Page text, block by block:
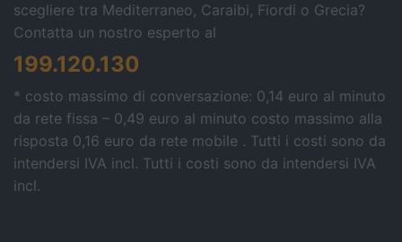
scegliere tra Mediterraneo, Caraibi, Fiordi o Grecia?
Contatta un nostro esperto al
199.120.130
* costo massimo di conversazione: 0,14 euro al minuto
da rete fissa – 0,49 euro al minuto costo massimo alla
risposta 0,16 euro da rete mobile . Tutti i costi sono da
intendersi IVA incl. Tutti i costi sono da intendersi IVA
incl.